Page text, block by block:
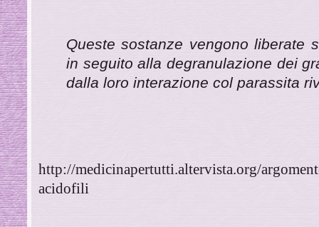
Queste sostanze vengono liberate
in seguito alla degranulazione dei
dalla loro interazione col parassita
http://medicinapertutti.altervista.org/
acidofili